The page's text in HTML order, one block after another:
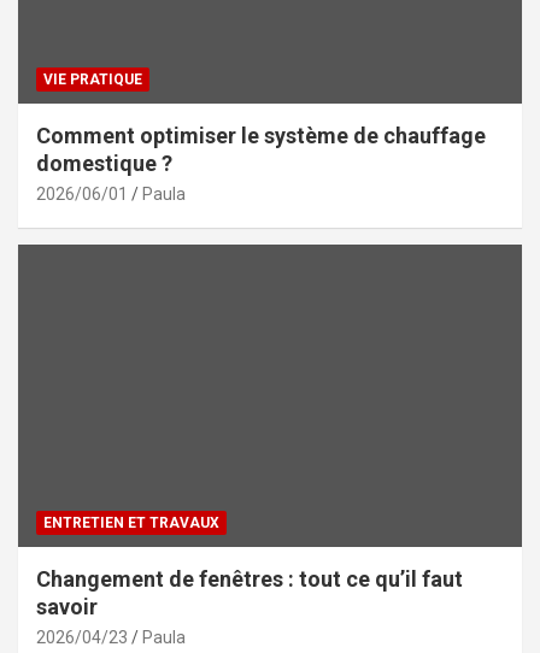
VIE PRATIQUE
Comment optimiser le système de chauffage
domestique ?
2026/06/01 Paula
ENTRETIEN ET TRAVAUX
Changement de fenêtres : tout ce qu’il faut
savoir
2026/04/23 Paula